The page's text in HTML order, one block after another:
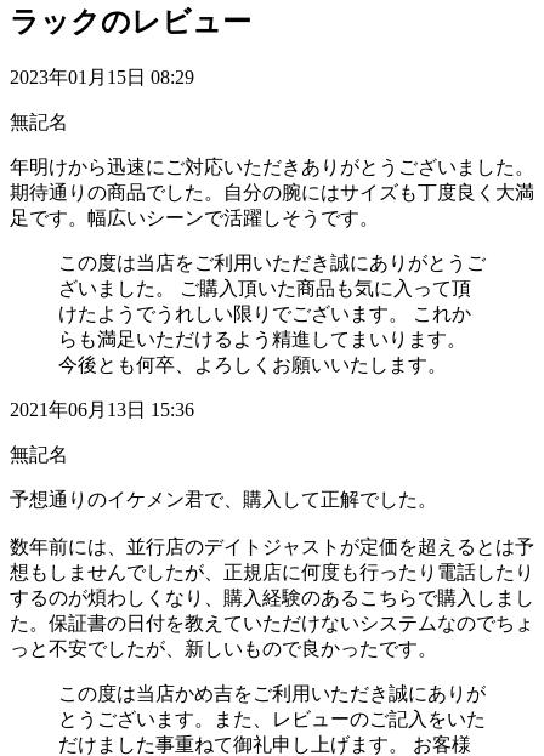
ラックのレビュー
2023年01月15日 08:29
無記名
年明けから迅速にご対応いただきありがとうございました。
期待通りの商品でした。自分の腕にはサイズも丁度良く大満
足です。幅広いシーンで活躍しそうです。
この度は当店をご利用いただき誠にありがとうご
ざいました。 ご購入頂いた商品も気に入って頂
けたようでうれしい限りでございます。 これか
らも満足いただけるよう精進してまいります。
今後とも何卒、よろしくお願いいたします。
2021年06月13日 15:36
無記名
予想通りのイケメン君で、購入して正解でした。
数年前には、並行店のデイトジャストが定価を超えるとは予
想もしませんでしたが、正規店に何度も行ったり電話したり
するのが煩わしくなり、購入経験のあるこちらで購入しまし
た。保証書の日付を教えていただけないシステムなのでちょ
っと不安でしたが、新しいもので良かったです。
この度は当店かめ吉をご利用いただき誠にありが
とうございます。また、レビューのご記入をいた
だけました事重ねて御礼申し上げます。 お客様